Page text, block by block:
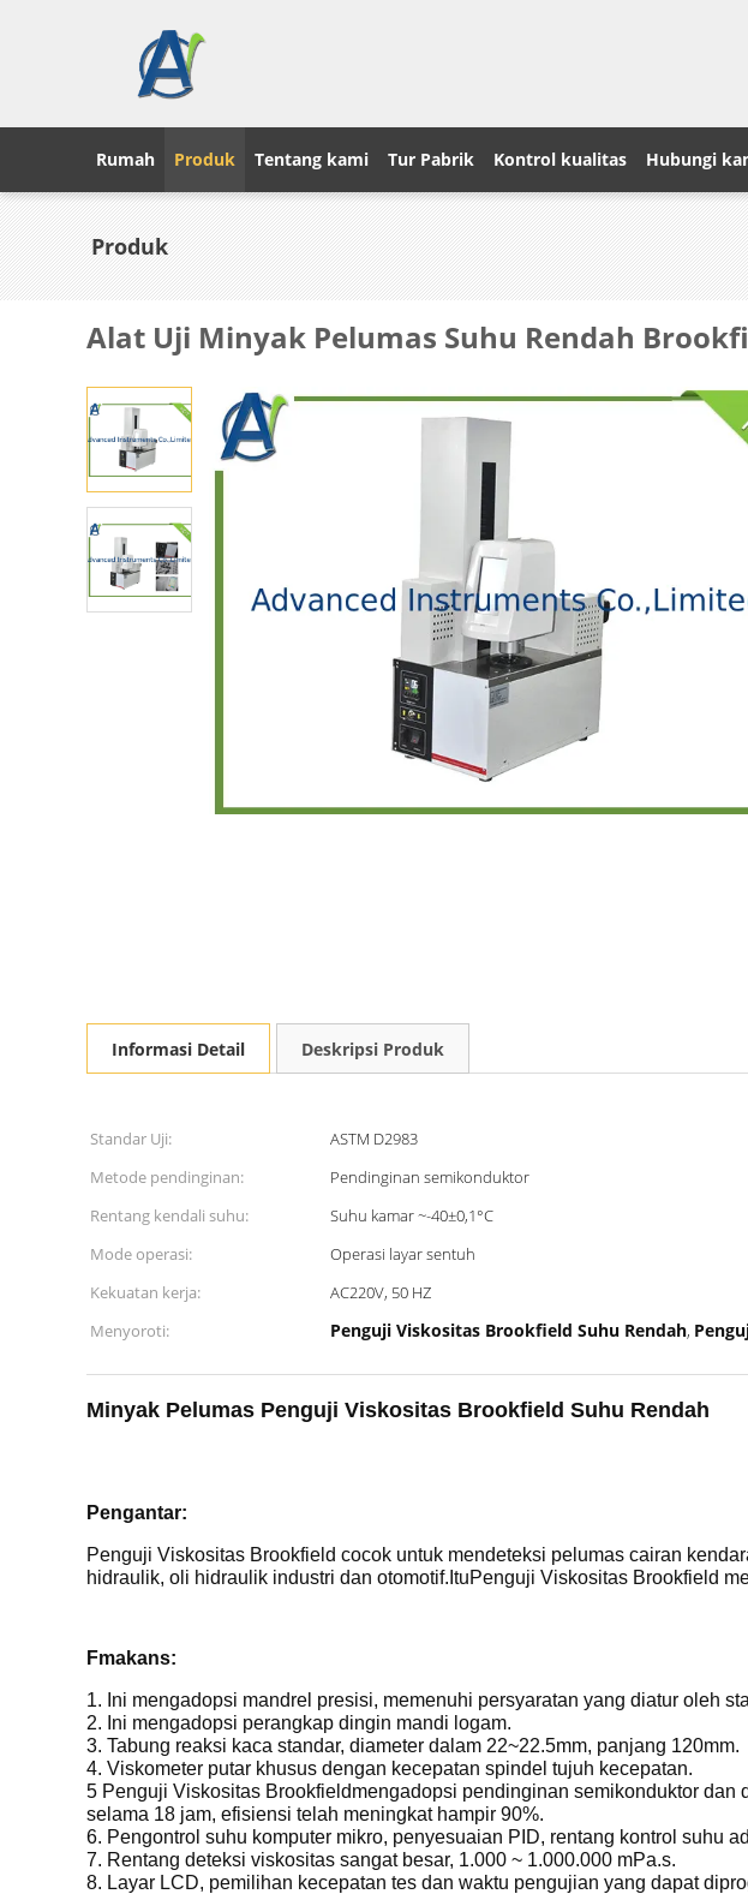
Rumah Produk Tentang kami Tur Pabrik Kontrol kualitas Hubungi
Produk
Alat Uji Minyak Pelumas Suhu Rendah
Informasi Detail Deskripsi Produk
Standar Uji: ASTM D2983
Metode pendinginan:
Pendinginan semikonduktor
Rentang kendali suhu:
Suhu kamar ~-40±0,1°C
Mode operasi:
Operasi layar sentuh
Kekuatan kerja:
AC220V, 50 HZ
Menyoroti:
Penguji Viskositas Brookfield Suhu Rendah,
Minyak Pelumas Penguji Viskositas Brookfield Suhu Rendah
Pengantar:
Penguji Viskositas Brookfield cocok untuk mendeteksi pelumas cairan
hidraulik, oli hidraulik industri dan otomotif.ItuPenguji Viskositas Brookfield
Fmakans:
1. Ini mengadopsi mandrel presisi, memenuhi persyaratan yang diatur oleh
2. Ini mengadopsi perangkap dingin mandi logam.
3. Tabung reaksi kaca standar, diameter dalam 22~22.5mm, panjang 120mm.
4. Viskometer putar khusus dengan kecepatan spindel tujuh kecepatan.
5 Penguji Viskositas Brookfieldmengadopsi pendinginan semikonduktor dan
selama 18 jam, efisiensi telah meningkat hampir 90%.
6. Pengontrol suhu komputer mikro, penyesuaian PID, rentang kontrol suhu
7. Rentang deteksi viskositas sangat besar, 1.000 ~ 1.000.000 mPa.s.
8. Layar LCD, pemilihan kecepatan tes dan waktu pengujian yang dapat